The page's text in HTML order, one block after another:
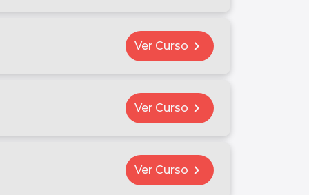
Ver Curso chevron_right
Ver Curso chevron_right
Ver Curso chevron_right